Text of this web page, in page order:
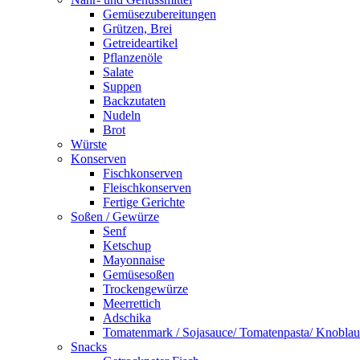
Gemüsezubereitungen
Grützen, Brei
Getreideartikel
Pflanzenöle
Salate
Suppen
Backzutaten
Nudeln
Brot
Würste
Konserven
Fischkonserven
Fleischkonserven
Fertige Gerichte
Soßen / Gewürze
Senf
Ketschup
Mayonnaise
Gemüsesoßen
Trockengewürze
Meerrettich
Adschika
Tomatenmark / Sojasauce/ Tomatenpasta/
Snacks